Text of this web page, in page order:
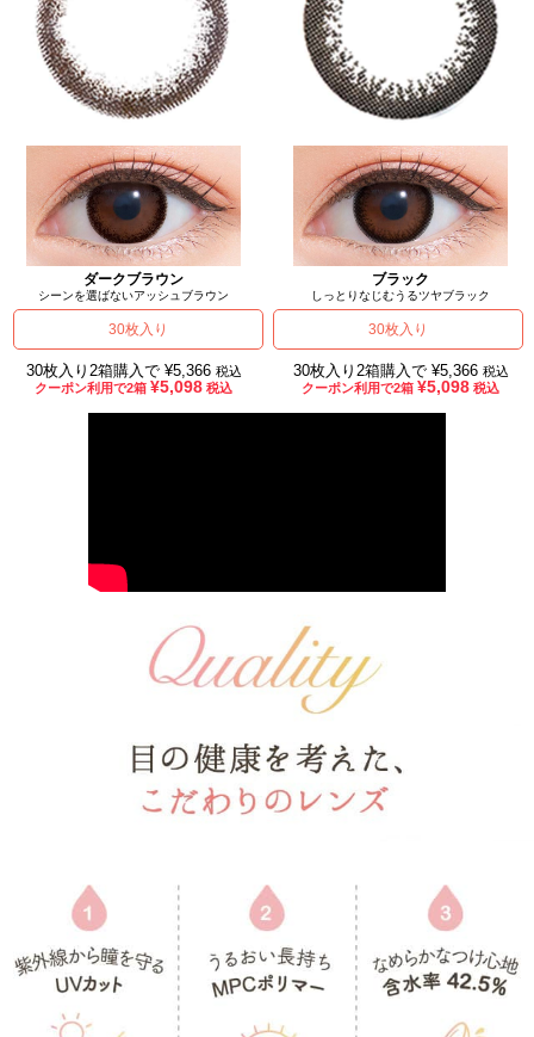
ダークブラウン
シーンを選ばないアッシュブラウン
30枚入り
30枚入り2箱購入で ¥5,366 税込
クーポン利用で2箱 ¥5,098 税込
ブラック
しっとりなじむうるツヤブラック
30枚入り
30枚入り2箱購入で ¥5,366 税込
クーポン利用で2箱 ¥5,098 税込